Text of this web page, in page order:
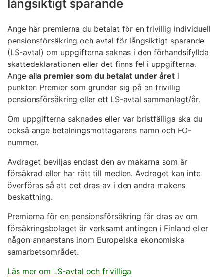
långsiktigt sparande
Ange här premierna du betalat för en frivillig individuell
pensionsförsäkring och avtal för långsiktigt sparande
(LS-avtal) om uppgifterna saknas i den förhandsifyllda
skattedeklarationen eller det finns fel i uppgifterna.
Ange alla premier som du betalat under året i
punkten Premier som grundar sig på en frivillig
pensionsförsäkring eller ett LS-avtal sammanlagt/år.
Om uppgifterna saknades eller var bristfälliga ska du
också ange betalningsmottagarens namn och FO-
nummer.
Avdraget beviljas endast den av makarna som är
försäkrad eller har rätt till medlen. Avdraget kan inte
överföras så att det dras av i den andra makens
beskattning.
Premierna för en pensionsförsäkring får dras av om
försäkringsbolaget är verksamt antingen i Finland eller
någon annanstans inom Europeiska ekonomiska
samarbetsområdet.
Läs mer om LS-avtal och frivilliga